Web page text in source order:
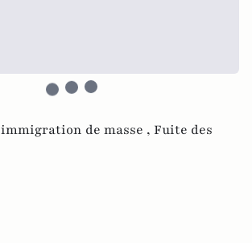
immigration de masse , Fuite des